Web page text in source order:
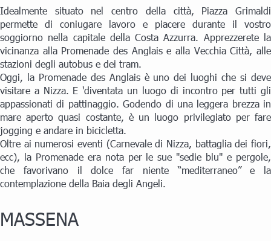
Idealmente situato nel centro della città, Piazza Grimaldi
permette di coniugare lavoro e piacere durante il vostro
soggiorno nella capitale della Costa Azzurra. Apprezzerete la
vicinanza alla Promenade des Anglais e alla Vecchia Città, alle
stazioni degli autobus e dei tram.
Oggi, la Promenade des Anglais è uno dei luoghi che si deve
visitare a Nizza. E 'diventata un luogo di incontro per tutti gli
appassionati di pattinaggio. Godendo di una leggera brezza in
mare aperto quasi costante, è un luogo privilegiato per fare
jogging e andare in bicicletta.
Oltre ai numerosi eventi (Carnevale di Nizza, battaglia dei fiori,
ecc), la Promenade era nota per le sue "sedie blu" e pergole,
che favorivano il dolce far niente “mediterraneo” e la
contemplazione della Baia degli Angeli.
MASSENA